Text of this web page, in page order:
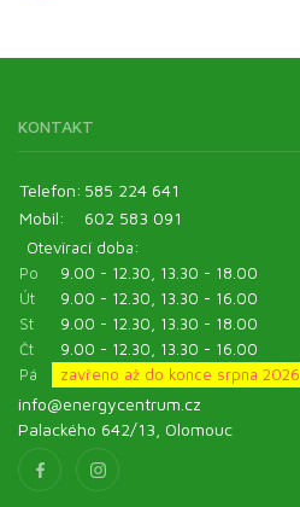
KONTAKT
Telefon: 585 224 641
Mobil:
602 583 091
Otevírací doba:
Po
9.00 - 12.30, 13.30 - 18.00
Út
9.00 - 12.30, 13.30 - 16.00
St
9.00 - 12.30, 13.30 - 18.00
Čt
9.00 - 12.30, 13.30 - 16.00
Pá
zavřeno až do konce srpna 2026
info@energycentrum.cz
Palackého 642/13, Olomouc